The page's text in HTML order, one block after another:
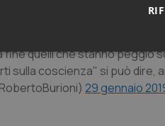
quelli che stanno peggio
coscienza" si può dire,
29 gennaio
Statistici